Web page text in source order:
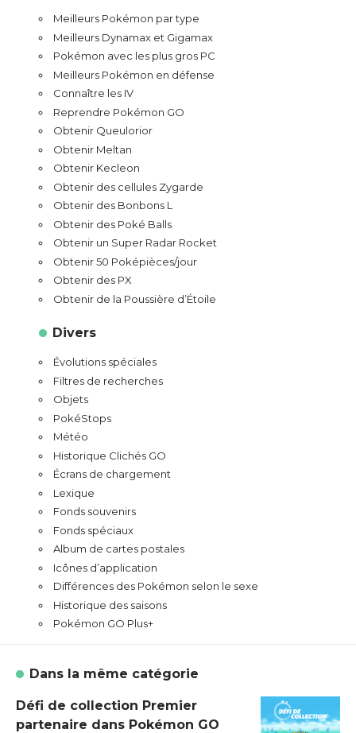
Meilleurs Pokémon par type
Meilleurs Dynamax et Gigamax
Pokémon avec les plus gros PC
Meilleurs Pokémon en défense
Connaître les IV
Reprendre Pokémon GO
Obtenir Queulorior
Obtenir Meltan
Obtenir Kecleon
Obtenir des cellules Zygarde
Obtenir des Bonbons L
Obtenir des Poké Balls
Obtenir un Super Radar Rocket
Obtenir 50 Poképièces/jour
Obtenir des PX
Obtenir de la Poussière d’Étoile
Divers
Évolutions spéciales
Filtres de recherches
Objets
PokéStops
Météo
Historique Clichés GO
Écrans de chargement
Lexique
Fonds souvenirs
Fonds spéciaux
Album de cartes postales
Icônes d’application
Différences des Pokémon selon le sexe
Historique des saisons
Pokémon GO Plus+
Dans la même catégorie
Défi de collection Premier
partenaire dans Pokémon GO